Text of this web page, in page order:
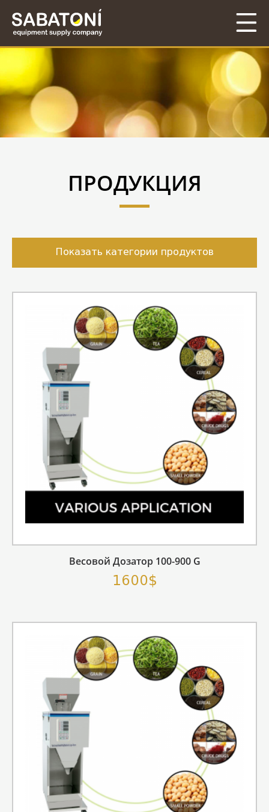
ПРОДУКЦИЯ
Показать категории продуктов
Весовой Дозатор 100-900 G
1600$